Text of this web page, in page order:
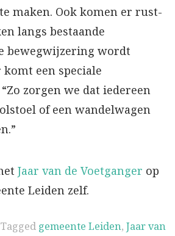
maken. Ook komen er rust-
langs bestaande
bewegwijzering wordt
een speciale
zorgen we dat iedereen
of een wandelwagen
Jaar van de Voetganger op
Leiden zelf.
Tagged gemeente Leiden,Jaar van